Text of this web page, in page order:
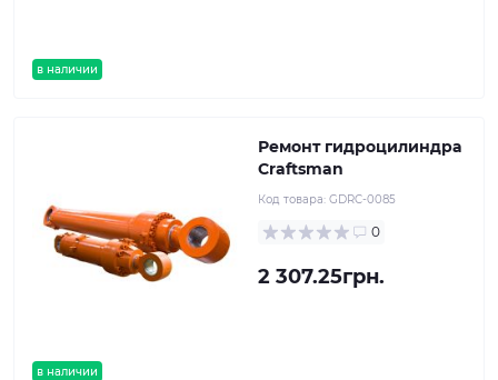
в наличии
в наличии
Ремонт гидроцилиндра
Craftsman
Код товара: GDRC-0085
0
2 307.25грн.